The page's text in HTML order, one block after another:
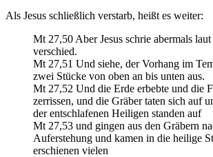
Als Jesus schließlich verstarb, heißt es weiter:
Mt 27,50 Aber Jesus schrie abermals laut
verschied.
Mt 27,51 Und siehe, der Vorhang im
zwei Stücke von oben an bis unten aus.
Mt 27,52 Und die Erde erbebte und die
zerrissen, und die Gräber taten sich auf
der entschlafenen Heiligen standen auf
Mt 27,53 und gingen aus den Gräbern
Auferstehung und kamen in die heilige
erschienen vielen